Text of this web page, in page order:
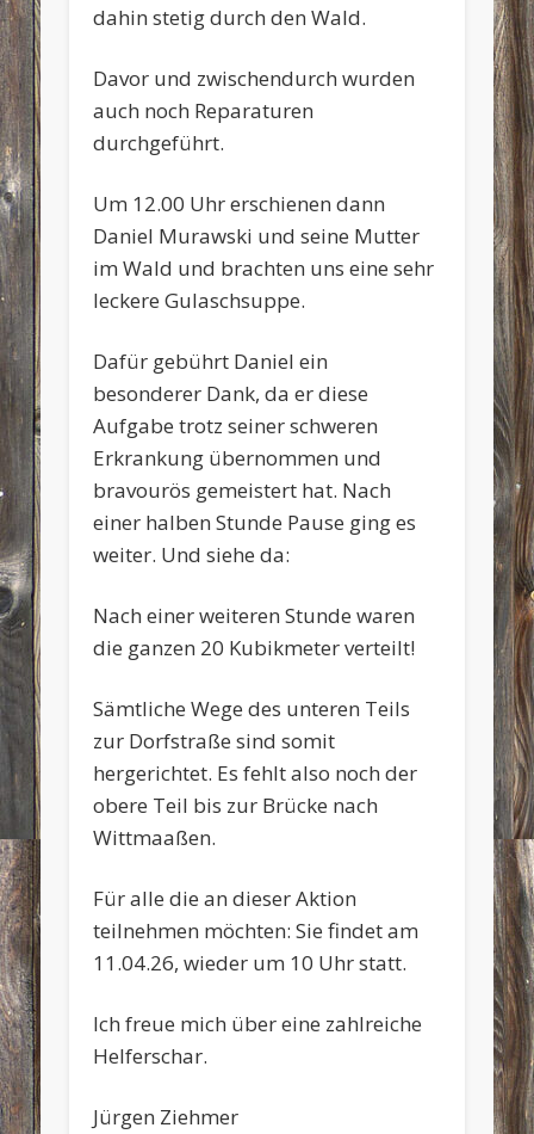
dahin stetig durch den Wald.
Davor und zwischendurch wurden
auch noch Reparaturen
durchgeführt.
Um 12.00 Uhr erschienen dann
Daniel Murawski und seine Mutter
im Wald und brachten uns eine sehr
leckere Gulaschsuppe.
Dafür gebührt Daniel ein
besonderer Dank, da er diese
Aufgabe trotz seiner schweren
Erkrankung übernommen und
bravourös gemeistert hat. Nach
einer halben Stunde Pause ging es
weiter. Und siehe da:
Nach einer weiteren Stunde waren
die ganzen 20 Kubikmeter verteilt!
Sämtliche Wege des unteren Teils
zur Dorfstraße sind somit
hergerichtet. Es fehlt also noch der
obere Teil bis zur Brücke nach
Wittmaaßen.
Für alle die an dieser Aktion
teilnehmen möchten: Sie findet am
11.04.26, wieder um 10 Uhr statt.
Ich freue mich über eine zahlreiche
Helferschar.
Jürgen Ziehmer